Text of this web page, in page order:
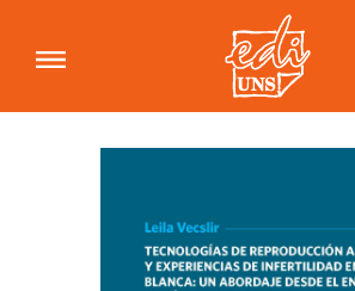
enfoque de género y salud"se ha
añadido a tu carrito.